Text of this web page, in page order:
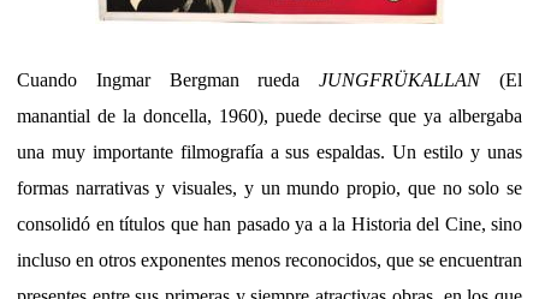
Cuando Ingmar Bergman ruedaJUNGFRÜKALLAN(El
manantial de la doncella, 1960), puede decirse que ya albergaba
una muy importante filmografía a sus espaldas. Un estilo y unas
formas narrativas y visuales, y un mundo propio, que no solo se
consolidó en títulos que han pasado ya a la Historia del Cine, sino
incluso en otros exponentes menos reconocidos, que se encuentran